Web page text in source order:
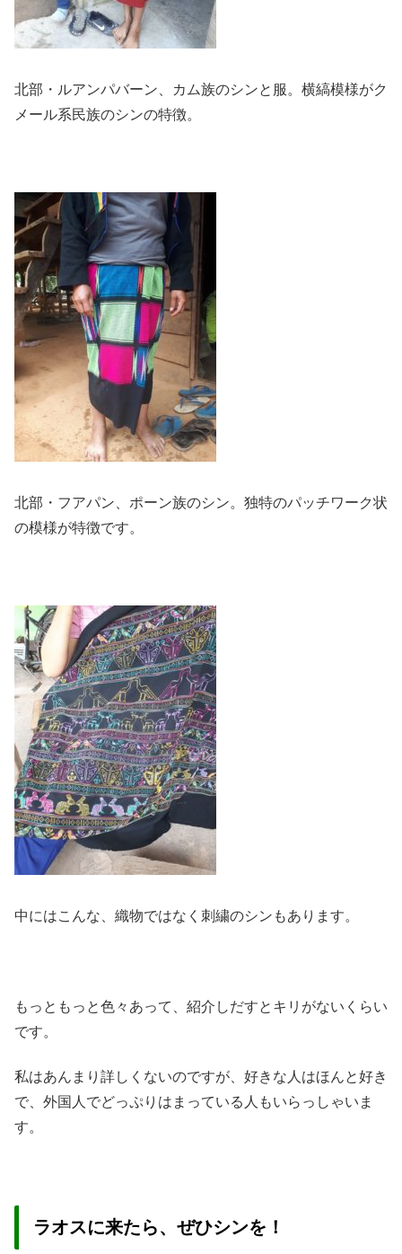
北部・ルアンパバーン、カム族のシンと服。横縞模様がク
メール系民族のシンの特徴。
北部・フアパン、ポーン族のシン。独特のパッチワーク状
の模様が特徴です。
中にはこんな、織物ではなく刺繍のシンもあります。
もっともっと色々あって、紹介しだすとキリがないくらい
です。
私はあんまり詳しくないのですが、好きな人はほんと好き
で、外国人でどっぷりはまっている人もいらっしゃいま
す。
ラオスに来たら、ぜひシンを！